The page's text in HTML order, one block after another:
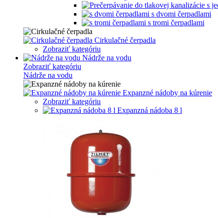
s dvomi čerpadlami
s tromi čerpadlami
Cirkulačné čerpadla
Zobraziť kategóriu
Nádrže na vodu
Zobraziť kategóriu
Nádrže na vodu
Expanzné nádoby na kúrenie
Zobraziť kategóriu
Expanzná nádoba 8 l